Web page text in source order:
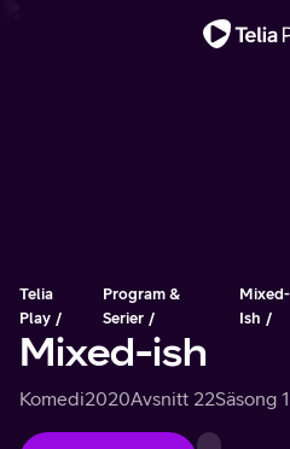
Telia
Play
Program &
Serier
Mixed-
Ish
Mixed-ish
Komedi2020Avsnitt 22Säsong 1